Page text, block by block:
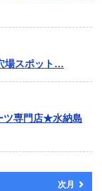
場スポット…
ツ専門店★水納島
次月